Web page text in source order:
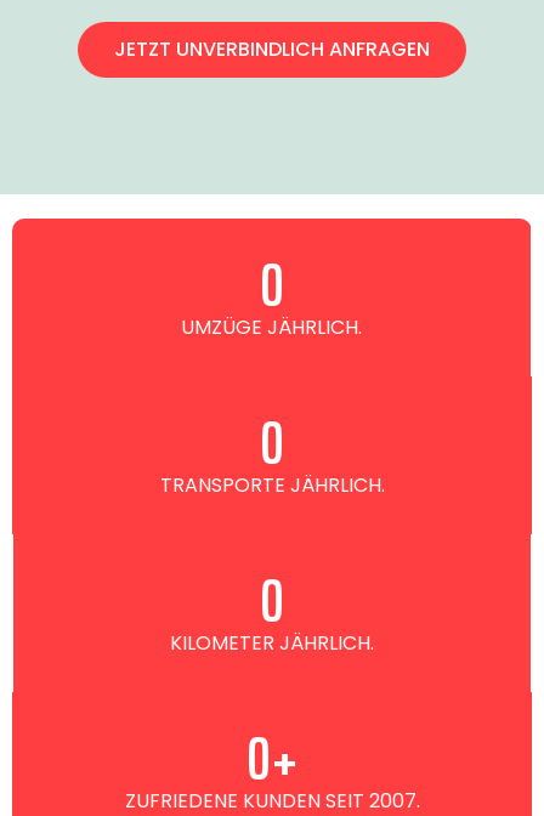
JETZT UNVERBINDLICH ANFRAGEN
UMZÜGE JÄHRLICH.
0
TRANSPORTE JÄHRLICH.
0
KILOMETER JÄHRLICH.
0
ZUFRIEDENE KUNDEN SEIT 2007.
0+